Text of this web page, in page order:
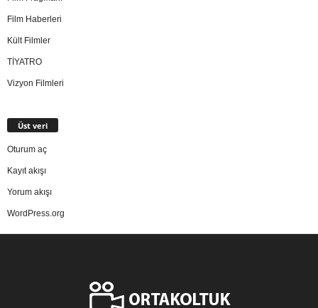
Film Haberleri
Kült Filmler
TİYATRO
Vizyon Filmleri
Üst veri
Oturum aç
Kayıt akışı
Yorum akışı
WordPress.org